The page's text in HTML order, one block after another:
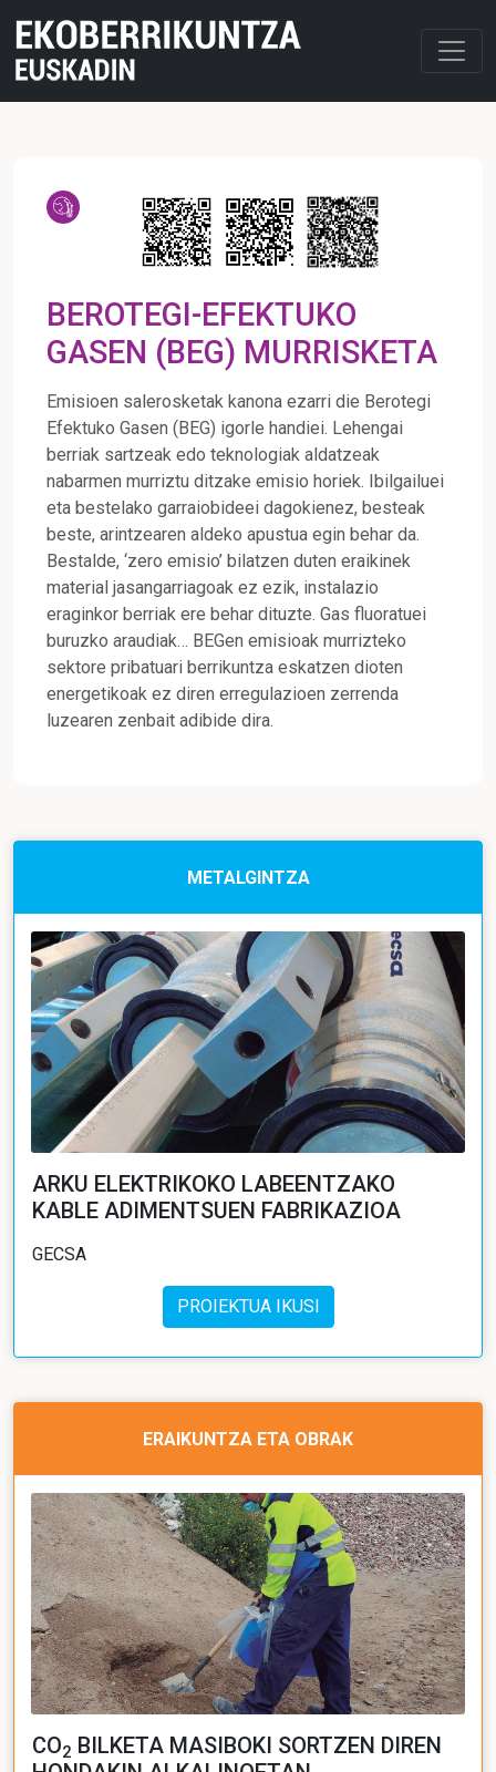
BEROTEGI-EFEKTUKO
GASEN (BEG) MURRISKETA
Emisioen salerosketak kanona ezarri die Berotegi
Efektuko Gasen (BEG) igorle handiei. Lehengai
berriak sartzeak edo teknologiak aldatzeak
nabarmen murriztu ditzake emisio horiek. Ibilgailuei
eta bestelako garraiobideei dagokienez, besteak
beste, arintzearen aldeko apustua egin behar da.
Bestalde, ‘zero emisio’ bilatzen duten eraikinek
material jasangarriagoak ez ezik, instalazio
eraginkor berriak ere behar dituzte. Gas fluoratuei
buruzko araudiak… BEGen emisioak murrizteko
sektore pribatuari berrikuntza eskatzen dioten
energetikoak ez diren erregulazioen zerrenda
luzearen zenbait adibide dira.
METALGINTZA
ARKU ELEKTRIKOKO LABEENTZAKO
KABLE ADIMENTSUEN FABRIKAZIOA
GECSA
PROIEKTUA IKUSI
ERAIKUNTZA ETA OBRAK
CO2 BILKETA MASIBOKI SORTZEN DIREN